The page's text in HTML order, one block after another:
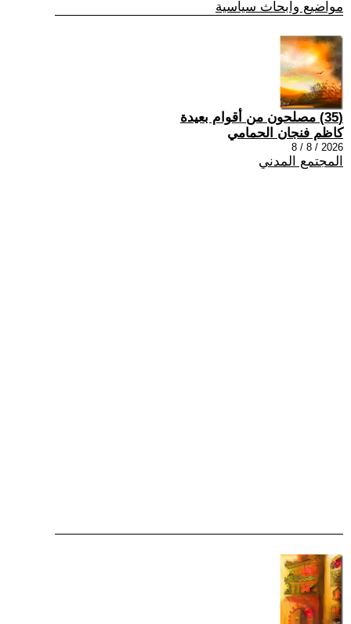
مواضيع وابحاث سياسية
(35) مصلحون من أقوام بعيدة
كاظم فنجان الحمامي
2026 / 8 / 8
المجتمع المدني